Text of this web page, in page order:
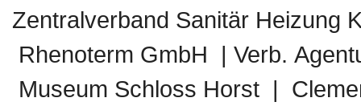
Zentralverband Sanitär
Rhenoterm GmbH | Verb.
Museum Schloss Horst |